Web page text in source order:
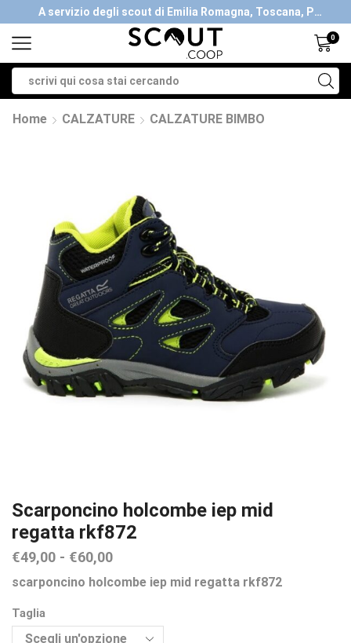
A servizio degli scout di Emilia Romagna, Toscana, Piemonte, Valle d'Aosta- Gratis la spedizione con ordini > €40
0
Home CALZATURE CALZATURE BIMBO
Scarponcino holcombe iep mid
regatta rkf872
€49,00 - €60,00
scarponcino holcombe iep mid regatta rkf872
Taglia